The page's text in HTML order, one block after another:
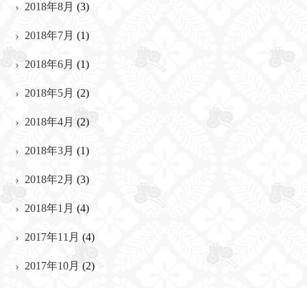
2018年8月 (3)
2018年7月 (1)
2018年6月 (1)
2018年5月 (2)
2018年4月 (2)
2018年3月 (1)
2018年2月 (3)
2018年1月 (4)
2017年11月 (4)
2017年10月 (2)